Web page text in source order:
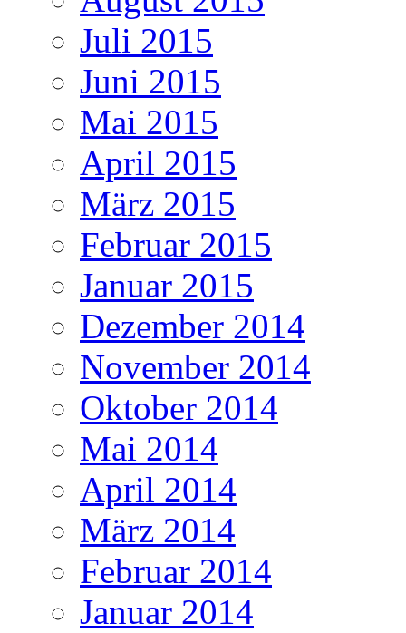
Juli 2015
Juni 2015
Mai 2015
April 2015
März 2015
Februar 2015
Januar 2015
Dezember 2014
November 2014
Oktober 2014
Mai 2014
April 2014
März 2014
Februar 2014
Januar 2014